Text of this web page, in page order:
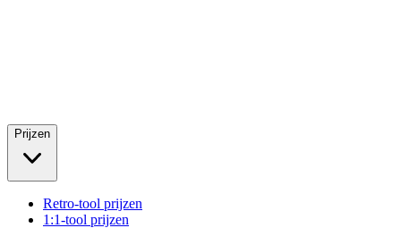
Prijzen
Retro-tool prijzen
1:1-tool prijzen